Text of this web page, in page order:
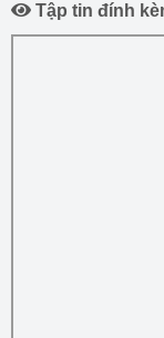
Tập tin đính